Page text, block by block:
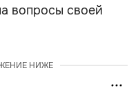
вопросы своей
НИЖЕ